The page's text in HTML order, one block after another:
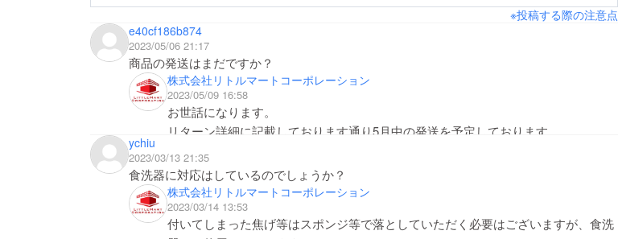
※投稿する際の注意点
e40cf186b874
2023/05/06 21:17
商品の発送はまだですか？
株式会社リトルマートコーポレーション
2023/05/09 16:58
お世話になります。
リターン詳細に記載しております通り5月中の発送を予定しております。
準備が整い次第発送させていただきますので、恐縮ではございますがもうしばらく
お待ちいただきますようお待ち申し上げます。
ychiu
2023/03/13 21:35
食洗器に対応はしているのでしょうか？
株式会社リトルマートコーポレーション
2023/03/14 13:53
付いてしまった焦げ等はスポンジ等で落としていただく必要はございますが、食洗